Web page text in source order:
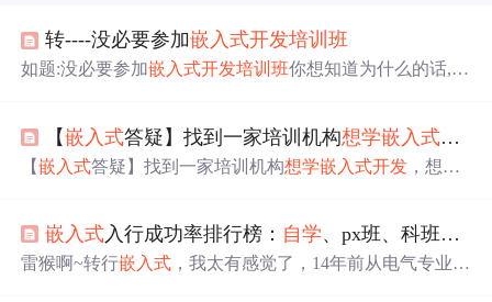
转----没必要参加嵌入式开发培训班
如题:没必要参加嵌入式开发培训班你想知道为什么的话,就
5年前甚至3年前我的回答是错误的,这点我可以坦白的讲,在
5年前,android并没有大规模流行起来,而且ios系统也刚开始
【嵌入式答疑】找到一家培训机构想学嵌入式开发
【嵌入式答疑】找到一家培训机构想学嵌入式开发 ，想问
嵌入式 入行成功率排行榜： 自学、px班、科班出身哪条路最靠谱？
雷猴啊~转行嵌入式 ，我太有感觉了，14年前从电气专业转